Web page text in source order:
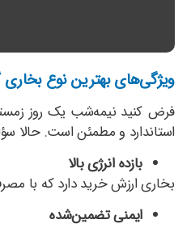
ویژگی‌های بهترین نوع بخاری
فرض کنید نیمه‌شب یک روز
استاندارد و مطمئن است. حالا
بازده انرژی بالا
بخاری‌ ارزش خرید دارد که با
ایمنی تضمین‌شده